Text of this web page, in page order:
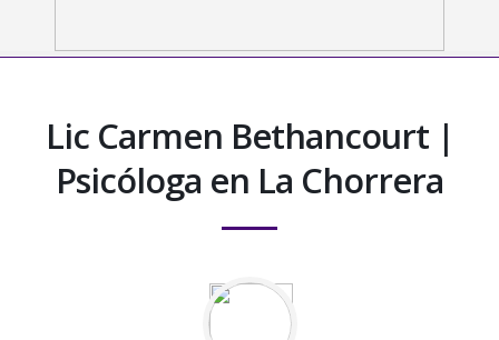
Lic Carmen Bethancourt |
Psicóloga en La Chorrera